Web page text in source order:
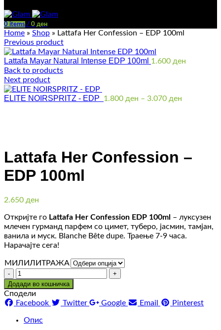
0 items / 0 ден
Home » Shop » Lattafa Her Confession – EDP 100ml
Previous product
Lattafa Mayar Natural Intense EDP 100ml 1.600 ден
Back to products
Next product
ELITE NOIRSPRITZ - EDP 1.800 ден – 3.070 ден
Lattafa Her Confession –
EDP 100ml
2.650 ден
Откријте го Lattafa Her Confession EDP 100ml – луксузен
млечен гурманд парфем со цимет, туберо, јасмин, тамјан,
ванила и муск. Blanche Bête dupe. Траење 7-9 часа.
Нарачајте сега!
МИЛИЛИТРАЖА
Количина
Додади во кошничка
Сподели
Facebook
Twitter Google Email Pinterest
Опис